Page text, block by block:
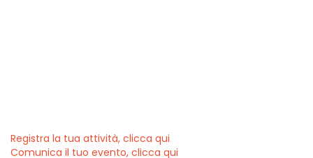
Registra la tua attività, clicca qui
Comunica il tuo evento, clicca qui